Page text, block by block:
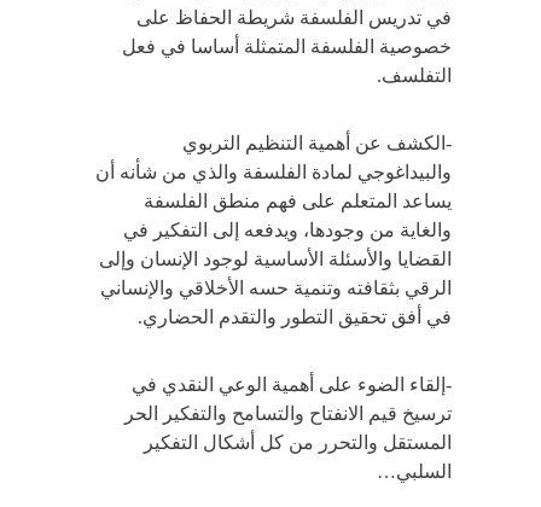
في تدريس الفلسفة شريطة الحفاظ على
خصوصية الفلسفة المتمثلة أساسا في فعل
التفلسف.
-الكشف عن أهمية التنظيم التربوي
والبيداغوجي لمادة الفلسفة والذي من شأنه أن
يساعد المتعلم على فهم منطق الفلسفة
والغاية من وجودها، ويدفعه إلى التفكير في
القضايا والأسئلة الأساسية لوجود الإنسان وإلى
الرقي بثقافته وتنمية حسه الأخلاقي والإنساني
في أفق تحقيق التطور والتقدم الحضاري.
-إلقاء الضوء على أهمية الوعي النقدي في
ترسيخ قيم الانفتاح والتسامح والتفكير الحر
المستقل والتحرر من كل أشكال التفكير
السلبي…